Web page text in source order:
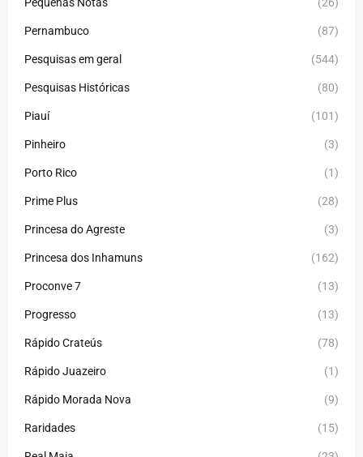
Pernambuco (87)
Pesquisas em geral (544)
Pesquisas Históricas (80)
Piauí (101)
Pinheiro (3)
Porto Rico (1)
Prime Plus (28)
Princesa do Agreste (3)
Princesa dos Inhamuns (162)
Proconve 7 (13)
Progresso (13)
Rápido Crateús (78)
Rápido Juazeiro (1)
Rápido Morada Nova (9)
Raridades (15)